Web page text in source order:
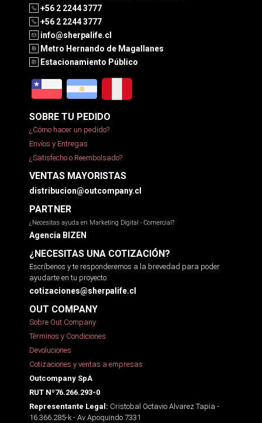
+56 2 2244 3777
+56 2 2244 3777
info@sherpalife.cl
Metro Hernando de Magallanes
Estacionamiento Público
SOBRE TU PEDIDO
¿Cómo hacer un pedido?
Envíos y Entregas
¿Satisfecho o Reembolsado?
VENTAS MAYORISTAS
distribucion@outcompany.cl
PARTNER
¿Necesitas ayuda en Marketing Digital - Comercial?
Agencia BIZEN
¿NECESITAS UNA COTIZACIÓN?
Escríbenos y te responderemos a la brevedad para poder
ayudarte en tu proyecto.
cotizaciones@sherpalife.cl
OUT COMPANY
Sobre Out Company
Términos y Condiciones
Devoluciones
Cotizaciones y ventas a empresas
Outcompany SpA
RUT Nº76.266.293-0
Representante Legal: Cristobal Octavio Alvarez Tapia -
16.366.285-k - Av Apoquindo 7331